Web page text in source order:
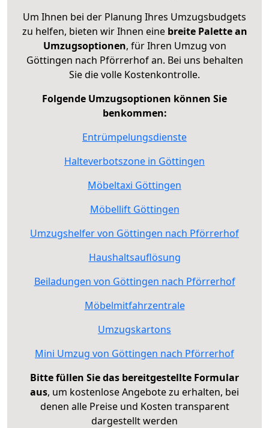
Um Ihnen bei der Planung Ihres Umzugsbudgets
zu helfen, bieten wir Ihnen eine breite Palette an
Umzugsoptionen, für Ihren Umzug von
Göttingen nach Pförrerhof an. Bei uns behalten
Sie die volle Kostenkontrolle.
Folgende Umzugsoptionen können Sie
benkommen:
Entrümpelungsdienste
Halteverbotszone in Göttingen
Möbeltaxi Göttingen
Möbellift Göttingen
Umzugshelfer von Göttingen nach Pförrerhof
Haushaltsauflösung
Beiladungen von Göttingen nach Pförrerhof
Möbelmitfahrzentrale
Umzugskartons
Mini Umzug von Göttingen nach Pförrerhof
Bitte füllen Sie das bereitgestellte Formular
aus, um kostenlose Angebote zu erhalten, bei
denen alle Preise und Kosten transparent
dargestellt werden